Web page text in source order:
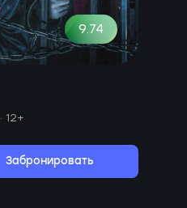
9.74
· 12+
Забронировать